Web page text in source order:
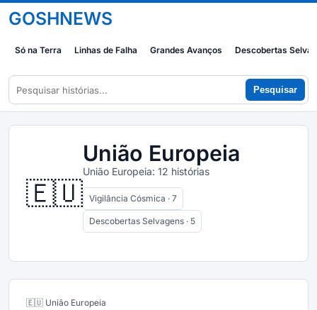
GOSHNEWS
Só na Terra Linhas de Falha Grandes Avanços Descobertas
Pesquisar
🇪🇺
União Europeia
União Europeia: 12 histórias
Vigilância Cósmica · 7
Descobertas Selvagens · 5
🇪🇺 União Europeia